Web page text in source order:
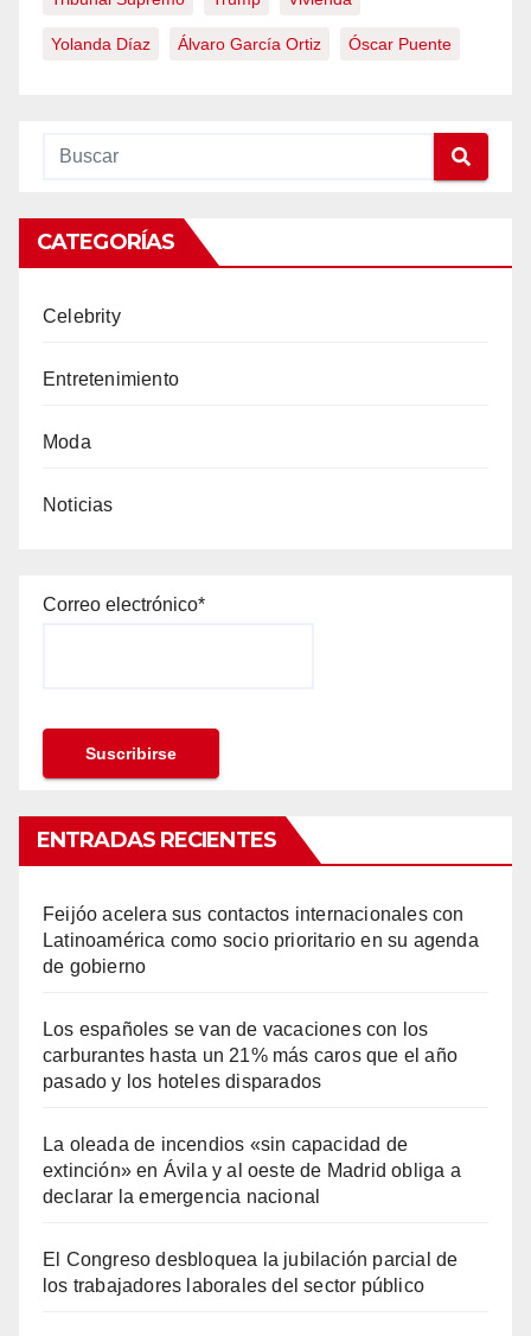
Yolanda Díaz Álvaro García Ortiz Óscar Puente
CATEGORÍAS
Celebrity
Entretenimiento
Moda
Noticias
Correo electrónico*
ENTRADAS RECIENTES
Feijóo acelera sus contactos internacionales con
Latinoamérica como socio prioritario en su agenda
de gobierno
Los españoles se van de vacaciones con los
carburantes hasta un 21% más caros que el año
pasado y los hoteles disparados
La oleada de incendios «sin capacidad de
extinción» en Ávila y al oeste de Madrid obliga a
declarar la emergencia nacional
El Congreso desbloquea la jubilación parcial de
los trabajadores laborales del sector público